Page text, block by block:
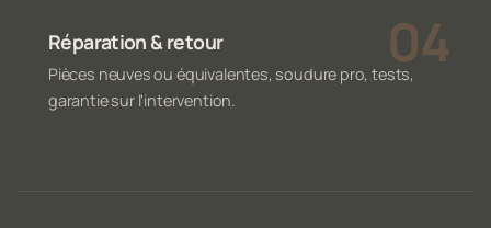
Réparation & retour
Pièces neuves ou équivalentes, soudure pro, tests,
garantie sur l'intervention.